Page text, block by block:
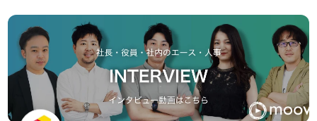
Worldwide Service”の一員として、プラットフォームとコンテンツの
両面にて着実に成長を遂げています。 年齢・性別問わず、日本に住む
誰もが使う「国民的サービス」を目指し、エンターテイメント産業を
リードする企業の一つであり続けます。 ※WEBTOON Worldwide
Serviceについて 全世界に向け10カ国語でサービス展開する、電子コ
ミックを中心としたプラットフォームの連合体。代表的なプラットフ
ォームは「LINEマンガ」（日本/LINE Digital Frontier株式会社）、
「WEBTOON」（北中南米･欧州/WEBTOON Entertainment Inc.）、